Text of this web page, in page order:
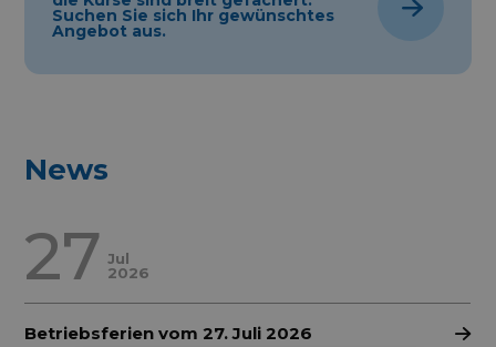
Suchen Sie sich Ihr gewünschtes
Angebot aus.
News
27 Jul
2026
Betriebsferien vom 27. Juli 2026